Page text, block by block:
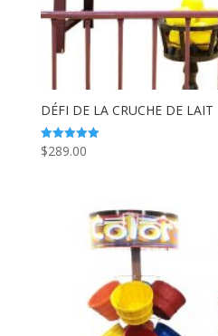
DÉFI DE LA CRUCHE DE LAIT
Note
5.00
$289.00